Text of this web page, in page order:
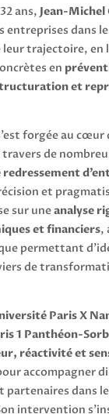
ans, Jean-Michel
entreprises dans
leur trajectoire,
en
et
forgée au cœur
de
et
sur uneanalyse
et financiers,
permettant
de
Paris X
1 Panthéon-
réactivité et
accompagner
partenaires dans
intervention